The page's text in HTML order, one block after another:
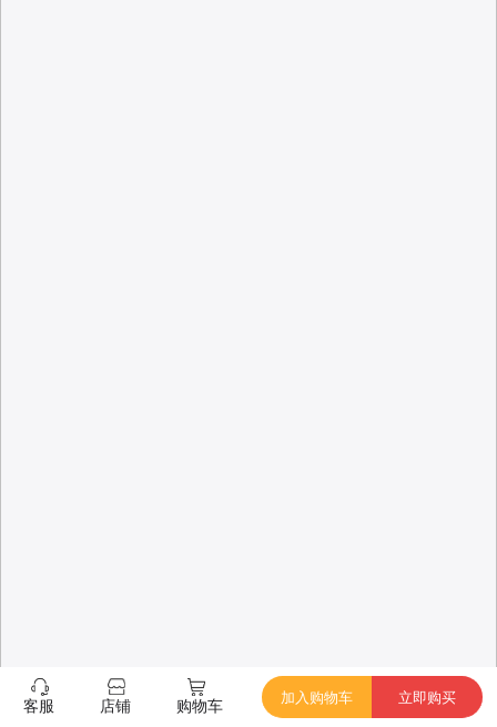
客服 店铺 购物车 加入购物车 立即购买